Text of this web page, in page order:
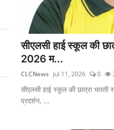
सीएलसी हाई स्कूल की
2026 म...
CLCNews Jul 11, 2026 0
सीएलसी हाई स्कूल की छात्रा भारती
प्रदर्शन, ...